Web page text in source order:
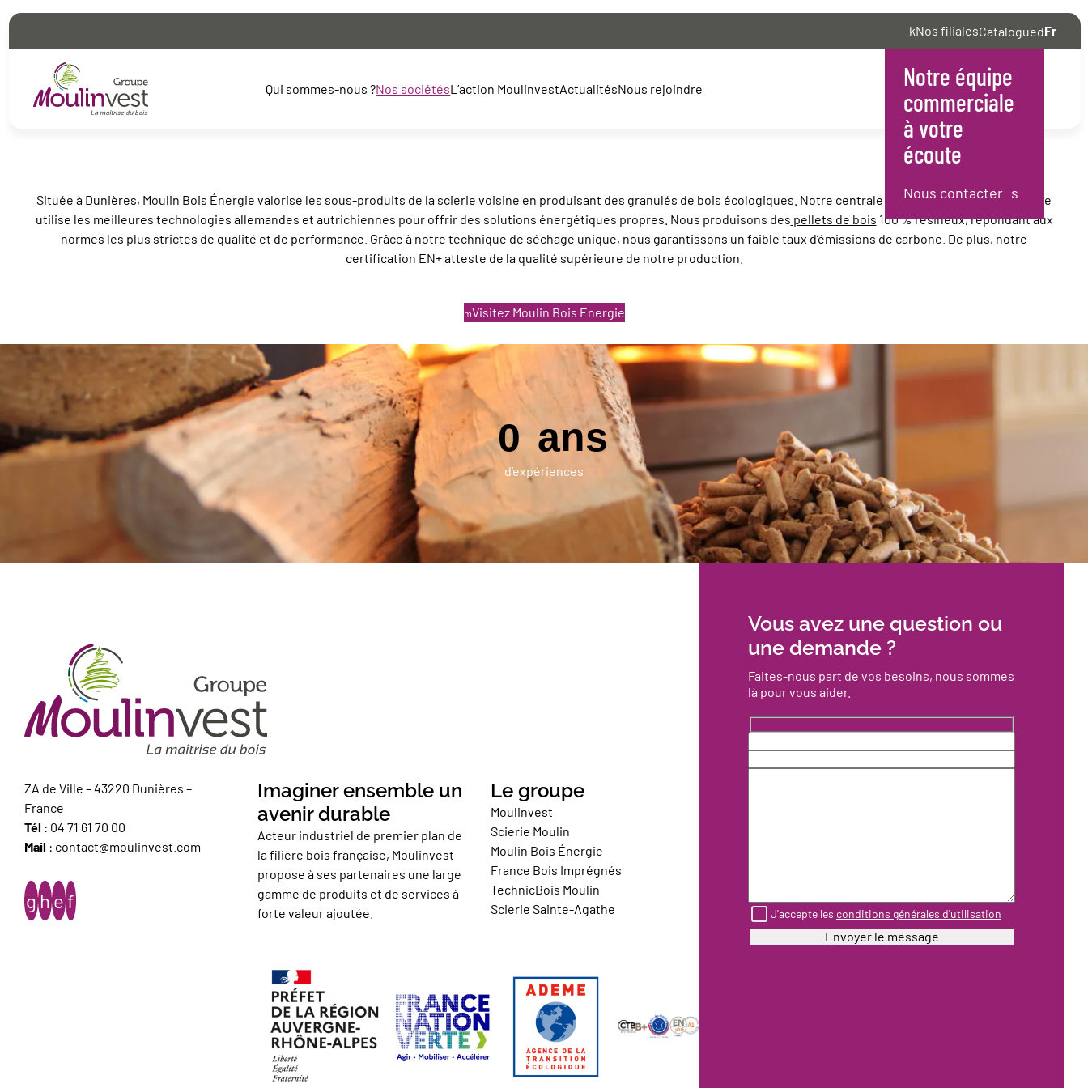
Nos filialesCatalogue Fr
English
Qui sommes-nous ?Nos sociétés
Scierie moulin
Moulin Bois Energie
France Bois Imprégnés
Technicbois Moulin
L’action Moulinvest
Agenda
Assemblée générale
Communiqués de presse
Contrat liquidité & Rachat
Actions & Droits de Vote du
Rapports des commissaires aux
comptes
ActualitésNous rejoindre
Notre équipe
commerciale
à votre
écoute
Nous contacter
Accueil Nos sociétés Moulin Bois Energie
Moulin Bois Energie
Située à Dunières, Moulin Bois Énergie valorise les sous-produits de la scierie voisine en produisant des granulés de bois écologiques. Notre centrale thermo-électrique innovante
utilise les meilleures technologies allemandes et autrichiennes pour offrir des solutions énergétiques propres. Nous produisons des pellets de bois 100 % résineux, répondant aux
normes les plus strictes de qualité et de performance. Grâce à notre technique de séchage unique, nous garantissons un faible taux d’émissions de carbone. De plus, notre
certification EN+ atteste de la qualité supérieure de notre production.
Visitez Moulin Bois Energie
0 ans
d’expériences
Imaginer ensemble un
avenir durable
Acteur industriel de premier plan de
la filière bois française, Moulinvest
propose à ses partenaires une large
gamme de produits et de services à
forte valeur ajoutée.
Le groupe
Moulinvest
Scierie Moulin
Moulin Bois Énergie
France Bois Imprégnés
TechnicBois Moulin
Scierie Sainte-Agathe
ZA de Ville – 43220 Dunières –
France
Tél : 04 71 61 70 00
Mail : contact@moulinvest.com
Vous avez une question ou
une demande ?
Faites-nous part de vos besoins, nous sommes
là pour vous aider.
J'accepte les conditions générales d'utilisation